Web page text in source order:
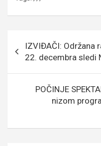
ce
o
o
k
e
Кретање
чланка
IZVIĐAČI: Održana
22. decembra sledi
POČINJE
nizom